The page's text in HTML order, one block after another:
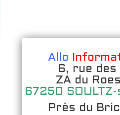
Allo
6, rue des
ZA du
67250 SOULTZ-
Près du